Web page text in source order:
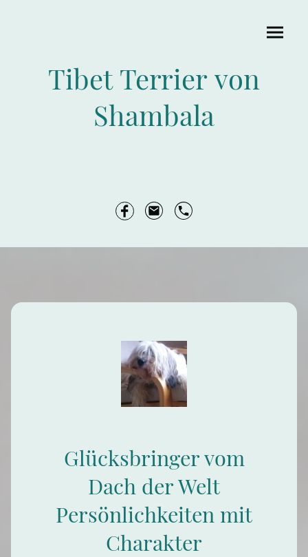
Tibet Terrier von
Shambala
Glücksbringer vom
Dach der Welt
Persönlichkeiten mit
Charakter